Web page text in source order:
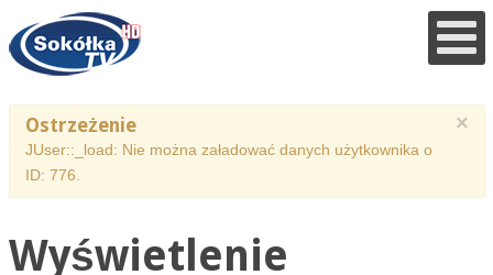
×
Ostrzeżenie
JUser::_load: Nie można załadować danych użytkownika o
ID: 776.
Wyświetlenie